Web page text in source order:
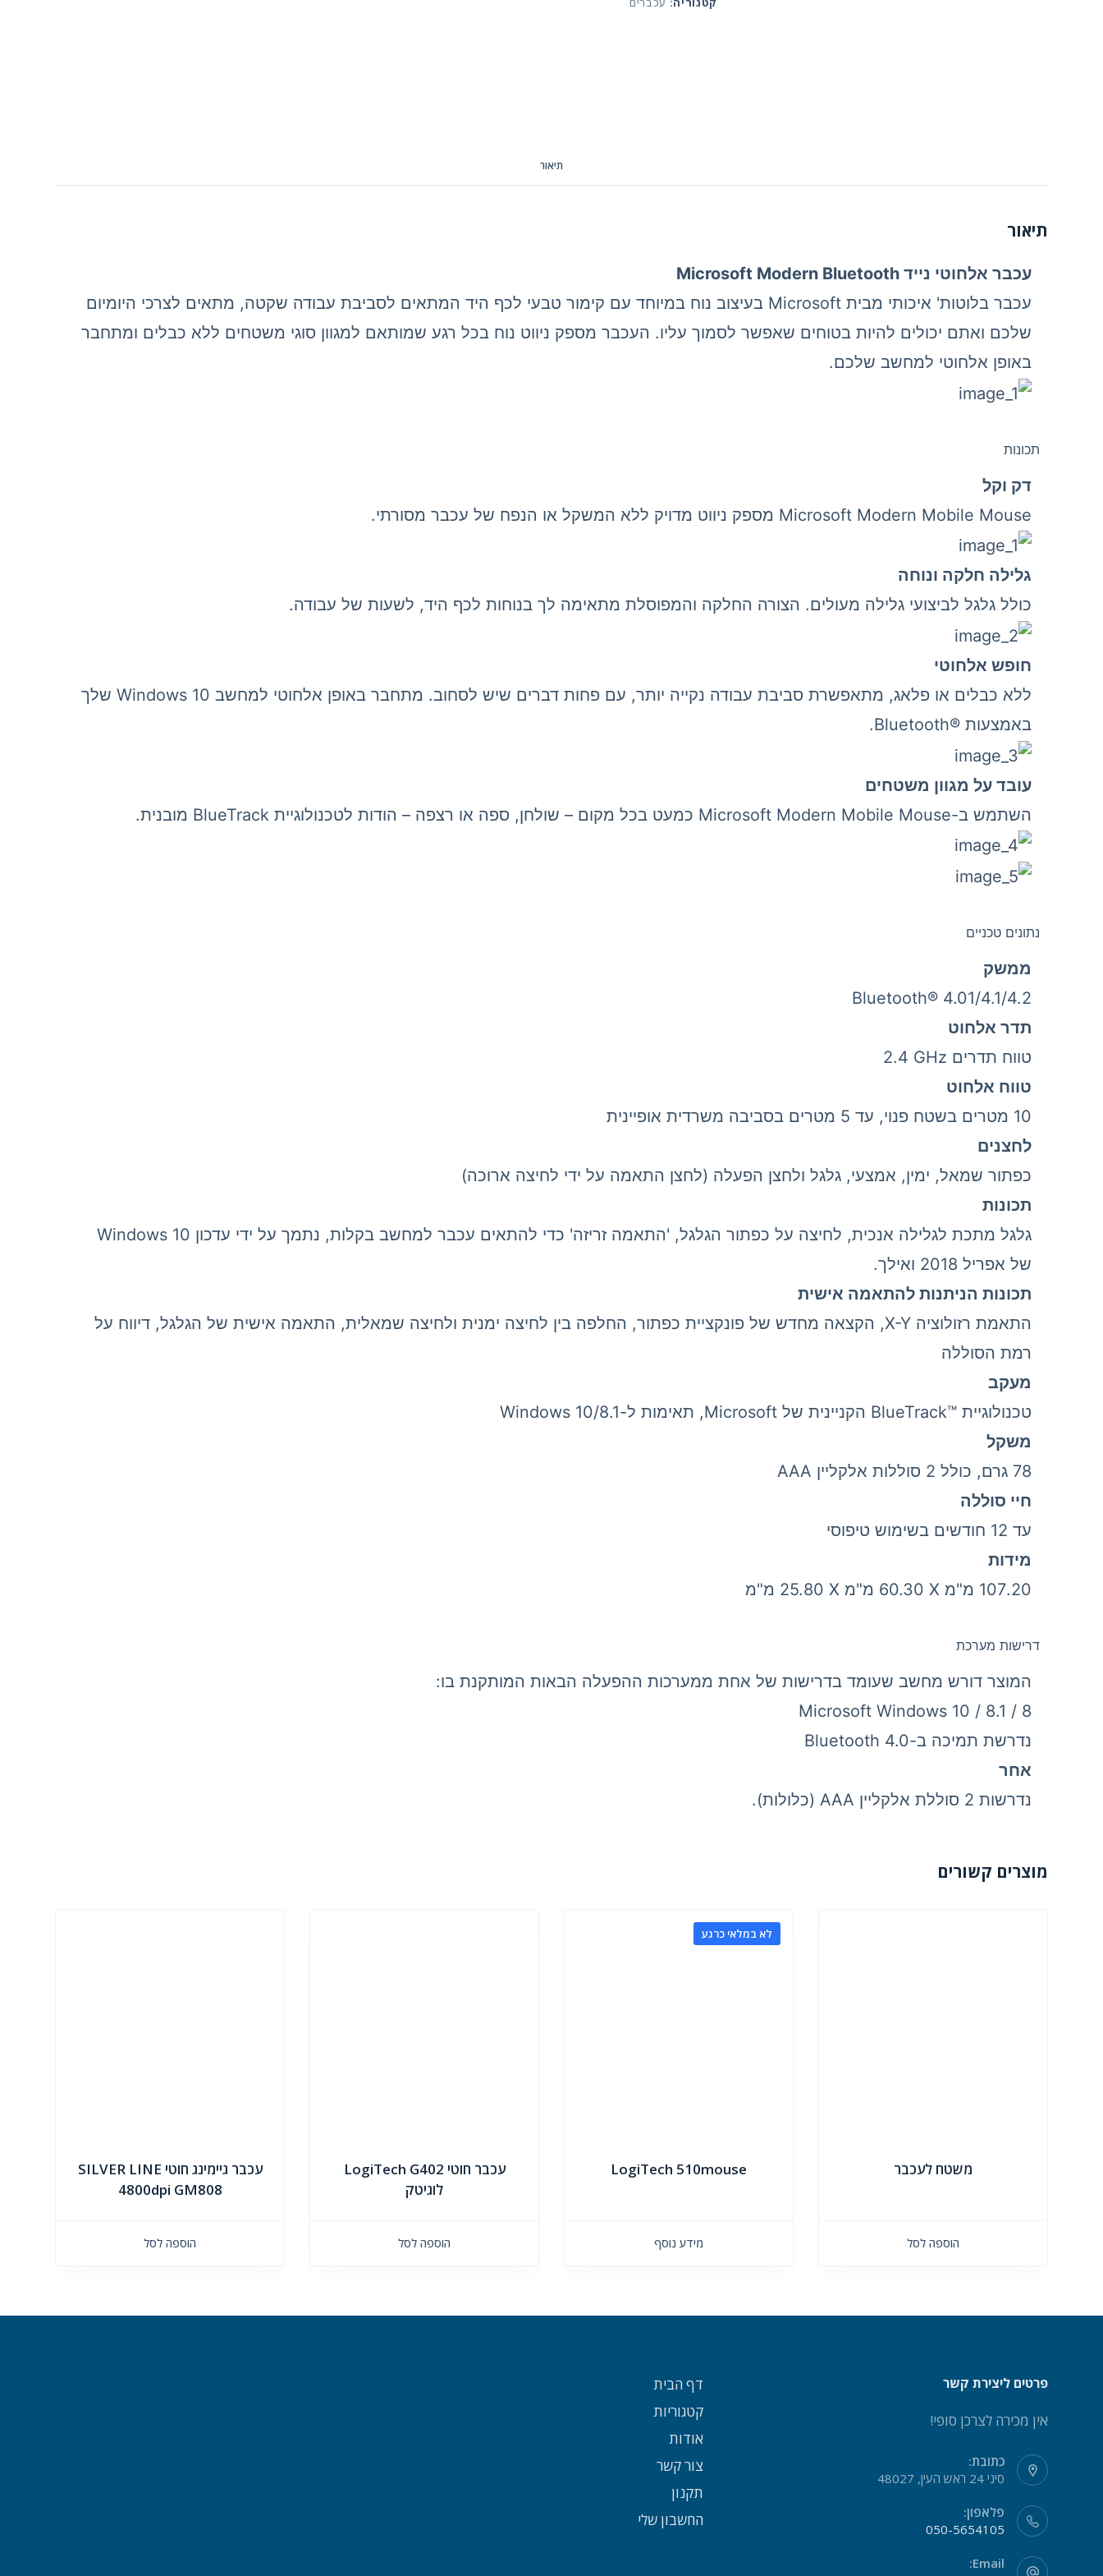
תיאור
תיאור
עכבר אלחוטי נייד Microsoft Modern Bluetooth
עכבר בלוטות' איכותי מבית Microsoft בעיצוב נוח במיוחד עם קימור טבעי לכף היד המתאים לסביבת עבודה שקטה, מתאים לצרכי היומיום
שלכם ואתם יכולים להיות בטוחים שאפשר לסמוך עליו. העכבר מספק ניווט נוח בכל רגע שמותאם למגוון סוגי משטחים ללא כבלים ומתחבר
באופן אלחוטי למחשב שלכם.
תכונות
דק וקל
Microsoft Modern Mobile Mouse‎ מספק ניווט מדויק ללא המשקל או הנפח של עכבר מסורתי.
גלילה חלקה ונוחה
כולל גלגל לביצועי גלילה מעולים. הצורה החלקה והמפוסלת מתאימה לך בנוחות לכף היד, לשעות של עבודה.
חופש אלחוטי
ללא כבלים או פלאג, מתאפשרת סביבת עבודה נקייה יותר, עם פחות דברים שיש לסחוב. מתחבר באופן אלחוטי למחשב Windows 10 שלך
באמצעות Bluetooth®‎.
עובד על מגוון משטחים
השתמש ב-Microsoft Modern Mobile Mouse כמעט בכל מקום – שולחן, ספה או רצפה – הודות לטכנולוגיית BlueTrack מובנית.
נתונים טכניים
ממשק
Bluetooth® 4.01/4.1/4.2
תדר אלחוט
טווח תדרים 2.4‎ GHz
טווח אלחוט
10 מטרים בשטח פנוי, עד 5 מטרים בסביבה משרדית אופיינית
לחצנים
כפתור שמאל, ימין, אמצעי, גלגל ולחצן הפעלה (לחצן התאמה על ידי לחיצה ארוכה)
תכונות
גלגל מתכת לגלילה אנכית, לחיצה על כפתור הגלגל, 'התאמה זריזה' כדי להתאים עכבר למחשב בקלות, נתמך על ידי עדכון Windows 10
של אפריל 2018 ואילך.
תכונות הניתנות להתאמה אישית
התאמת רזולוציה X-Y, הקצאה מחדש של פונקציית כפתור, החלפה בין לחיצה ימנית ולחיצה שמאלית, התאמה אישית של הגלגל, דיווח על
רמת הסוללה
מעקב
טכנולוגיית BlueTrack™‎ הקניינית של Microsoft‏, תאימות ל-Windows 10/8.1
משקל
78 גרם, כולל 2 סוללות אלקליין AAA
חיי סוללה
עד 12 חודשים בשימוש טיפוסי
מידות
107.20 מ"מ X‏ 60.30 מ"מ X‏ 25.80 מ"מ
דרישות מערכת
המוצר דורש מחשב שעומד בדרישות של אחת ממערכות ההפעלה הבאות המותקנת בו:
Microsoft Windows 10 / 8.1 / 8
נדרשת תמיכה ב-Bluetooth 4.0
אחר
נדרשות 2 סוללת אלקליין AAA (כלולות).
מוצרים קשורים
משטח לעכבר
הוספה לסל
לא במלאי כרגע
LogiTech 510mouse
מידע נוסף
עכבר חוטי LogiTech G402
לוגיטק
הוספה לסל
עכבר גיימינג חוטי SILVER LINE
4800dpi GM808
הוספה לסל
פרטים ליצירת קשר
אין מכירה לצרכן סופי!
כתובת:
סיני 24 ראש העין, 48027
פלאפון:
050-5654105
Email:
דף הבית
קטגוריות
אודות
צור קשר
תקנון
החשבון שלי